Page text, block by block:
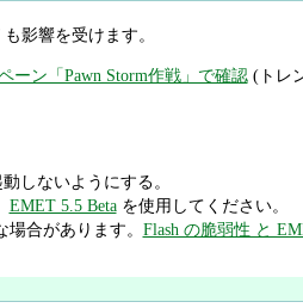
影響を受けます。
ーン「Pawn Storm作戦」で確認(トレ
しないようにする。
EMET 5.5 Betaを使用してください。
合があります。 Flash の脆弱性 と